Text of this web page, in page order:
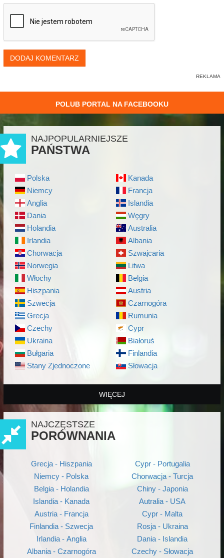
DODAJ KOMENTARZ
POLUB PORTAL NA FACEBOOKU
NAJPOPULARNIEJSZE
PAŃSTWA
Polska
Niemcy
Anglia
Dania
Holandia
Irlandia
Chorwacja
Norwegia
Włochy
Hiszpania
Szwecja
Grecja
Czechy
Ukraina
Bułgaria
Stany Zjednoczone
Kanada
Francja
Islandia
Węgry
Australia
Albania
Szwajcaria
Litwa
Belgia
Austria
Czarnogóra
Rumunia
Cypr
Białoruś
Finlandia
Słowacja
WIĘCEJ
NAJCZĘSTSZE
PORÓWNANIA
Grecja - Hiszpania
Niemcy - Polska
Belgia - Holandia
Islandia - Kanada
Austria - Francja
Finlandia - Szwecja
Irlandia - Anglia
Albania - Czarnogóra
Cypr - Portugalia
Chorwacja - Turcja
Chiny - Japonia
Autralia - USA
Cypr - Malta
Rosja - Ukraina
Dania - Islandia
Czechy - Słowacja